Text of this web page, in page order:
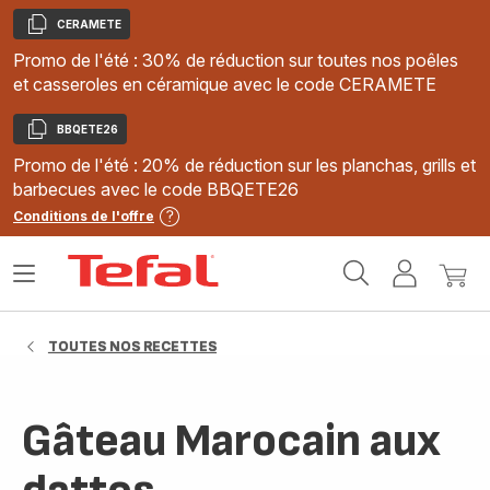
Copier
CERAMETE
Promo de l'été : 30% de réduction sur toutes nos poêles
et casseroles en céramique avec le code CERAMETE
Copier
BBQETE26
Promo de l'été : 20% de réduction sur les planchas, grills et
barbecues avec le code BBQETE26
Conditions de l'offre
MonMon
Ouvrir
TOUTES NOS RECETTES
Gâteau Marocain aux